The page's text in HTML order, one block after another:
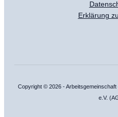
Erklärung
Copyright © 2026 -
e.V.